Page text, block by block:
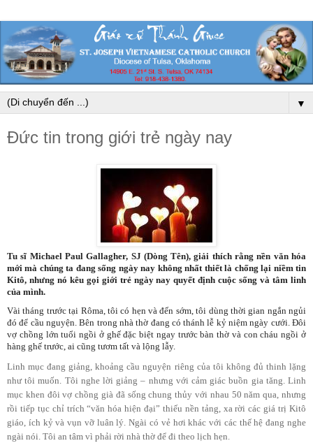
▼
Đức tin trong giới trẻ ngày nay
Tu sĩ Michael Paul Gallagher, SJ (Dòng Tên), giải thích rằng nền văn hóa
mới mà chúng ta đang sống ngày nay không nhất thiết là chống lại niềm tin
Kitô, nhưng nó kêu gọi giới trẻ ngày nay quyết định cuộc sống và tâm linh
của mình.
Vài tháng trước tại Rôma, tôi có hẹn và đến sớm, tôi dùng thời gian ngắn ngủi
đó để cầu nguyện. Bên trong nhà thờ đang có thánh lễ kỷ niệm ngày cưới. Đôi
vợ chồng lớn tuổi ngồi ở ghế đặc biệt ngay trước bàn thờ và con cháu ngồi ở
hàng ghế trước, ai cũng tươm tất và lộng lẫy.
Linh mục đang giảng, khoảng cầu nguyện riêng của tôi không đủ thinh lặng
như tôi muốn. Tôi nghe lời giảng – nhưng với cảm giác buồn gia tăng. Linh
mục khen đôi vợ chồng già đã sống chung thủy với nhau 50 năm qua, nhưng
rồi tiếp tục chỉ trích “văn hóa hiện đại” thiếu nền tảng, xa rời các giá trị Kitô
giáo, ích kỷ và vụn vỡ luân lý. Ngài có vẻ hơi khác với các thế hệ đang nghe
ngài nói. Tôi an tâm vì phải rời nhà thờ để đi theo lịch hẹn.